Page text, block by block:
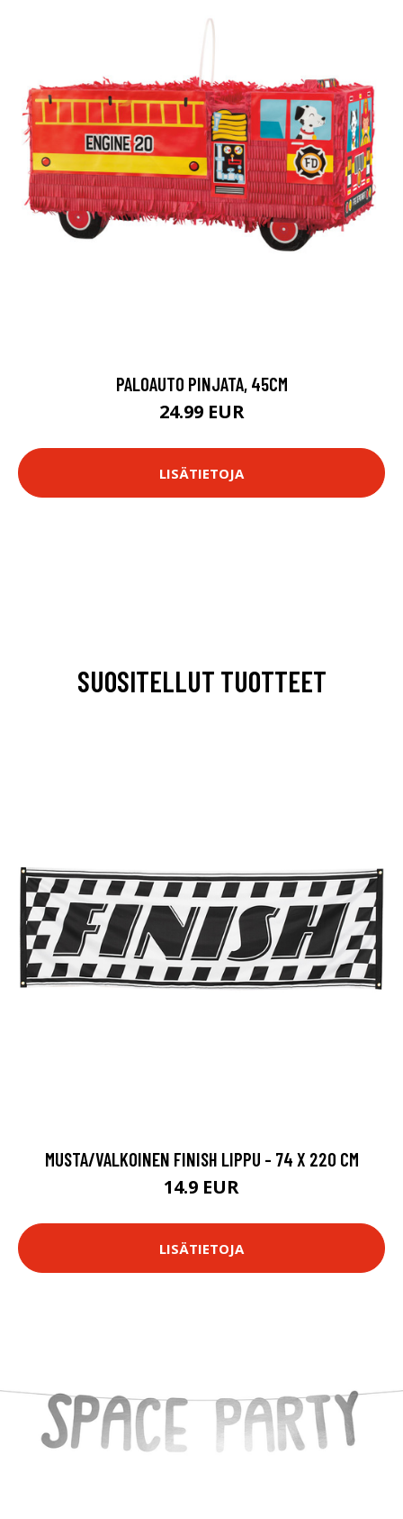
PALOAUTO PINJATA, 45CM
24.99 EUR
LISÄTIETOJA
SUOSITELLUT TUOTTEET
MUSTA/VALKOINEN FINISH LIPPU - 74 X 220 CM
14.9 EUR
LISÄTIETOJA